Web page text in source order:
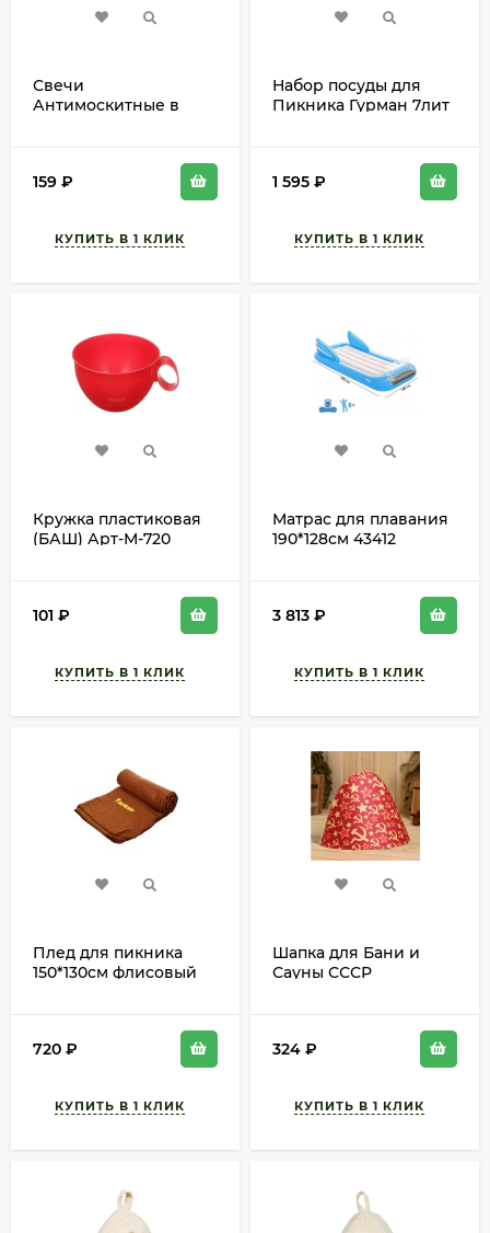
Свечи
Антимоскитные в
159 ₽
Набор посуды для
Пикника Гурман 7лит
1 595 ₽
Кружка пластиковая
(БАШ) Арт-М-720
101 ₽
Матрас для плавания
190*128см 43412
3 813 ₽
Плед для пикника
150*130см флисовый
720 ₽
Шапка для Бани и
Сауны СССР
324 ₽